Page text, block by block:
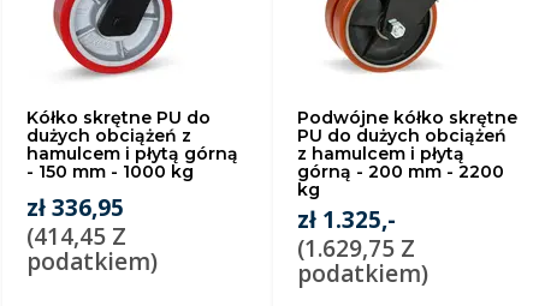
Kółko skrętne PU do
dużych obciążeń z
hamulcem i płytą górną
- 150 mm - 1000 kg
zł 336,95
(414,45 Z
podatkiem)
Podwójne kółko skrętne
PU do dużych obciążeń
z hamulcem i płytą
górną - 200 mm - 2200
kg
zł 1.325,-
(1.629,75 Z
podatkiem)